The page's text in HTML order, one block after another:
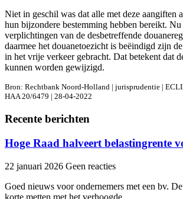
Niet in geschil was dat alle met deze aangiften
hun bijzondere bestemming hebben bereikt. Nu
verplichtingen van de desbetreffende
daarmee het douanetoezicht is beëindigd zijn
in het vrije verkeer gebracht. Dat betekent dat
kunnen worden gewijzigd.
Bron: Rechtbank Noord-Holland | jurisprudentie |
HAA 20/6479 | 28-04-2022
Recente berichten
Hoge Raad halveert belastingrente
22 januari 2026 Geen reacties
Goed nieuws voor ondernemers met een bv.
korte metten met het verhoogde